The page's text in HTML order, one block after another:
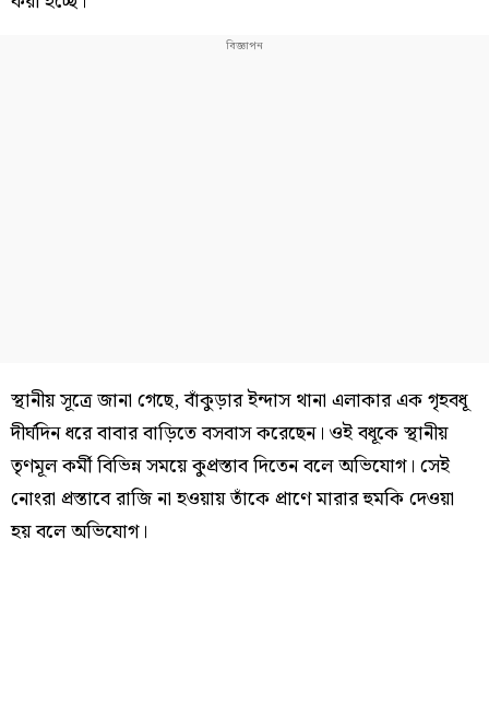
স্থানীয় সূত্রে জানা গেছে, বাঁকুড়ার ইন্দাস থানা এলাকার এক গৃহবধূ
দীর্ঘদিন ধরে বাবার বাড়িতে বসবাস করেছেন। ওই বধূকে স্থানীয়
তৃণমূল কর্মী বিভিন্ন সময়ে কুপ্রস্তাব দিতেন বলে অভিযোগ। সেই
নোংরা প্রস্তাবে রাজি না হওয়ায় তাঁকে প্রাণে মারার হুমকি দেওয়া
হয় বলে অভিযোগ।